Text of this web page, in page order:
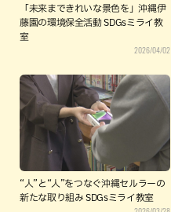
「未来まできれいな景色を」沖縄伊
藤園の環境保全活動 SDGsミライ教
室
2026/04/02
“人”と“人”をつなぐ沖縄セルラーの
新たな取り組み SDGsミライ教室